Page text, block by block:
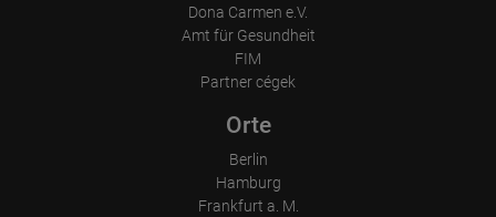
Dona Carmen e.V.
Amt für Gesundheit
FIM
Partner cégek
Orte
Berlin
Hamburg
Frankfurt a. M.